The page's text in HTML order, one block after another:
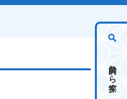
目的から探す